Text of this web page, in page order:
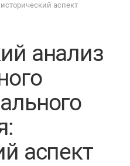
аспект
анализ
аспект